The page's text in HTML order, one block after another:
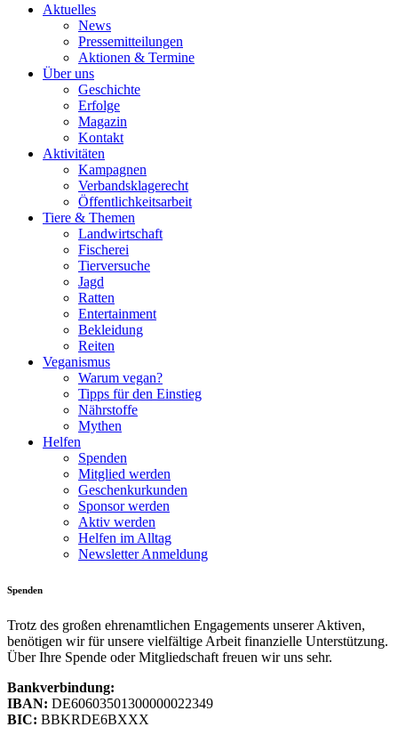
Aktuelles
News
Pressemitteilungen
Aktionen & Termine
Über uns
Geschichte
Erfolge
Magazin
Kontakt
Aktivitäten
Kampagnen
Verbandsklagerecht
Öffentlichkeitsarbeit
Tiere & Themen
Landwirtschaft
Fischerei
Tierversuche
Jagd
Ratten
Entertainment
Bekleidung
Reiten
Veganismus
Warum vegan?
Tipps für den Einstieg
Nährstoffe
Mythen
Helfen
Spenden
Mitglied werden
Geschenkurkunden
Sponsor werden
Aktiv werden
Helfen im Alltag
Newsletter Anmeldung
Spenden
Trotz des großen ehrenamtlichen Engagements unserer Aktiven,
benötigen wir für unsere vielfältige Arbeit finanzielle Unterstützung.
Über Ihre Spende oder Mitgliedschaft freuen wir uns sehr.
Bankverbindung:
IBAN: DE60603501300000022349
BIC: BBKRDE6BXXX